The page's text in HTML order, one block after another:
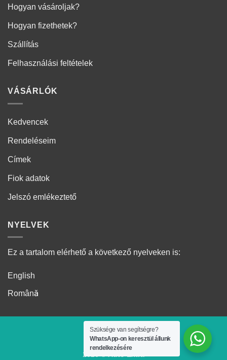
Hogyan vásároljak?
Hogyan fizethetek?
Szállítás
Felhasználási feltételek
VÁSÁRLÓK
Kedvencek
Rendeléseim
Címek
Fiok adatok
Jelszó emlékeztető
NYELVEK
Ez a tartalom elérhető a következő nyelveken is:
English
Română
2026 ©
Szüksége van segítségre?
WhatsApp-on keresztül állunk
rendelkezésére